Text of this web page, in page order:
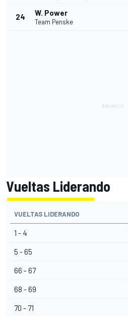
24 W. Power
Team Penske
Vueltas Liderando
VUELTAS LIDERANDO
1 - 4
5 - 65
66 - 67
68 - 69
70 - 71